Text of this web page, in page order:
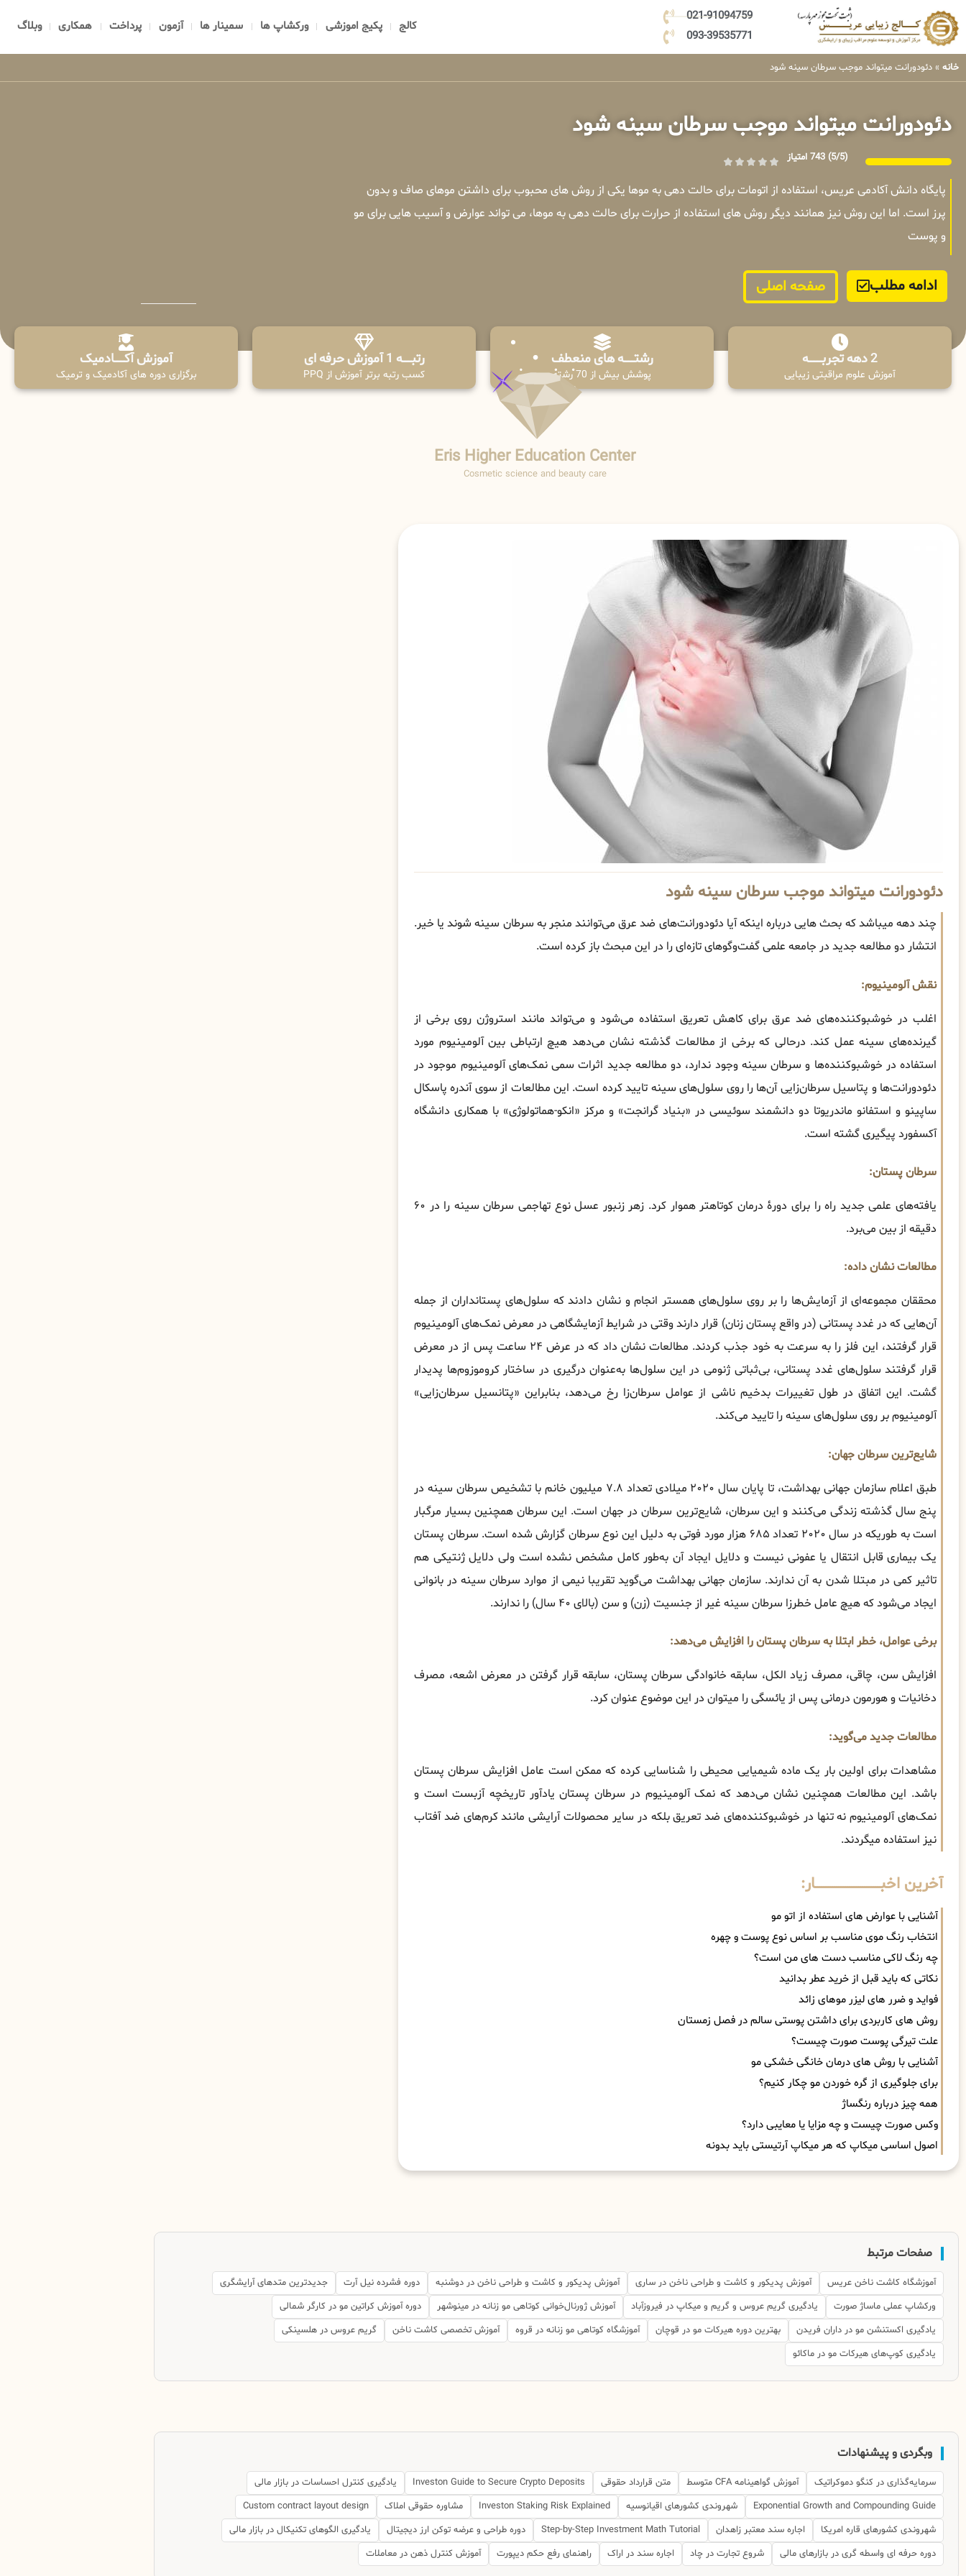
021-91094759
093-39535771
کالج پکیج اموزشی ورکشاپ ها سمینار ها آزمون پرداخت همکاری وبلاگ
خانه » دئودورانت میتواند موجب سرطان سینه شود
دئودورانت میتواند موجب سرطان سینه شود
(5/5) 743 امتیاز
پایگاه دانش آکادمی عریس، استفاده از اتومات برای حالت دهی به موها یکی از روش های محبوب برای داشتن موهای صاف و بدون
پرز است. اما این روش نیز همانند دیگر روش های استفاده از حرارت برای حالت دهی به موها، می تواند عوارض و آسیب هایی برای مو
و پوست
ادامه مطلب صفحه اصلی
2 دهه تجربـــــــــه
آموزش علوم مراقبتی زیبایی
رشتـــــــه های منعطف
پوشش بیش از 70 رشته
رتبــــــه 1 آموزش حرفه ای
کسب رتبه برتر آموزش از PPQ
آموزش آکـــــــادمیک
برگزاری دوره های آکادمیک و ترمیک
Eris Higher Education Center
Cosmetic science and beauty care
دئودورانت میتواند موجب سرطان سینه شود
چند دهه میباشد که بحث هایی درباره اینکه آیا دئودورانت‌های ضد عرق می‌توانند منجر به سرطان سینه شوند یا خیر.
انتشار دو مطالعه جدید در جامعه علمی گفت‌وگوهای تازه‌ای را در این مبحث باز کرده است.
نقش آلومینیوم:
اغلب در خوشبوکننده‌های ضد عرق برای کاهش تعریق استفاده می‌شود و می‌تواند مانند استروژن روی برخی از
گیرنده‌های سینه عمل کند. درحالی که برخی از مطالعات گذشته نشان می‌دهد هیچ ارتباطی بین آلومینیوم مورد
استفاده در خوشبوکننده‌ها و سرطان سینه وجود ندارد، دو مطالعه جدید اثرات سمی نمک‌های آلومینیوم موجود در
دئودورانت‌ها و پتاسیل سرطان‌زایی آن‌ها را روی سلول‌های سینه تایید کرده است. این مطالعات از سوی آندره پاسکال
ساپینو و استفانو ماندریوتا دو دانشمند سوئیسی در «بنیاد گرانجت» و مرکز «انکو-هماتولوژی» با همکاری دانشگاه
آکسفورد پیگیری گشته است.
سرطان پستان:
یافته‌های علمی جدید راه را برای دورۀ درمان‌ کوتاهتر هموار کرد. زهر زنبور عسل نوع تهاجمی سرطان سینه را در ۶۰
دقیقه از بین می‌برد.
مطالعات نشان داده:
محققان مجموعه‌ای از آزمایش‌ها را بر روی سلول‌های همستر انجام و نشان دادند که سلول‌های پستانداران از جمله
آن‌هایی که در غدد پستانی (در واقع پستان زنان) قرار دارند وقتی در شرایط آزمایشگاهی در معرض نمک‌های آلومینیوم
قرار گرفتند، این فلز را به سرعت به خود جذب کردند. مطالعات نشان داد که در عرض ۲۴ ساعت پس از در معرض
قرار گرفتند سلول‌های غدد پستانی، بی‌ثباتی ژنومی در این سلول‌ها به‌عنوان درگیری در ساختار کروموزوم‌ها پدیدار
گشت. این اتفاق در طول تغییرات بدخیم ناشی از عوامل سرطان‌زا رخ می‌دهد، بنابراین «پتانسیل سرطان‌زایی»
آلومینیوم بر روی سلول‌های سینه را تایید می‌کند.
شایع‌ترین سرطان‌ جهان:
طبق اعلام سازمان جهانی بهداشت، تا پایان سال ۲۰۲۰ میلادی تعداد ۷.۸ میلیون خانم با تشخیص سرطان سینه در
پنج سال گذشته زندگی می‌کنند و این سرطان، شایع‌ترین سرطان در جهان است. این سرطان همچنین بسیار مرگبار
است به طوریکه در سال ۲۰۲۰ تعداد ۶۸۵ هزار مورد فوتی به دلیل این نوع سرطان گزارش شده است. سرطان پستان
یک بیماری قابل انتقال یا عفونی نیست و دلایل ایجاد آن به‌طور کامل مشخص نشده است ولی دلایل ژنتیکی هم
تاثیر کمی در مبتلا شدن به آن ندارند. سازمان جهانی بهداشت می‌گوید تقریبا نیمی از موارد سرطان سینه در بانوانی
ایجاد می‌شود که هیچ عامل خطرزا سرطان سینه غیر از جنسیت (زن) و سن (بالای ۴۰ سال) را ندارند.
برخی عوامل، خطر ابتلا به سرطان پستان را افزایش می‌دهد:
افزایش‌ سن، چاقی، مصرف زیاد الکل، سابقه خانوادگی سرطان پستان، سابقه قرار گرفتن در معرض اشعه، مصرف
دخانیات و هورمون درمانی پس از یائسگی را میتوان در این موضوع عنوان کرد.
مطالعات جدید می‌گوید:
مشاهدات برای اولین بار یک ماده شیمیایی محیطی را شناسایی کرده که ممکن است عامل افزایش سرطان پستان
باشد. این مطالعات همچنین نشان می‌دهد که نمک آلومینیوم در سرطان پستان یادآور تاریخچه آزبست است و
نمک‌های آلومینیوم نه تنها در خوشبوکننده‌های ضد تعریق بلکه در سایر محصولات آرایشی مانند کرم‌های ضد آفتاب
نیز استفاده میگردند.
آخرین اخبــــــــــــــــــــــــــــــار:
آشنایی با عوارض های استفاده از اتو مو
انتخاب رنگ موی مناسب بر اساس نوع پوست و چهره
چه رنگ لاکی مناسب دست های من است؟
نکاتی که باید قبل از خرید عطر بدانید
فواید و ضرر های لیزر موهای زائد
روش های کاربردی برای داشتن پوستی سالم در فصل زمستان
علت تیرگی پوست صورت چیست؟
آشنایی با روش های درمان خانگی خشکی مو
برای جلوگیری از گره خوردن مو چکار کنیم؟
همه چیز درباره رنگساژ
وکس صورت چیست و چه مزایا یا معایبی دارد؟
اصول اساسی میکاپ که هر میکاپ آرتیستی باید بدونه
صفحات مرتبط
آموزشگاه کاشت ناخن عریس آموزش پدیکور و کاشت و طراحی ناخن در ساری آموزش پدیکور و کاشت و طراحی ناخن در دوشنبه دوره فشرده نیل آرت
جدیدترین متدهای آرایشگری
ورکشاپ عملی ماساژ صورت
یادگیری گریم عروس و گریم و میکاپ در فیروزآباد آموزش ژورنال‌خوانی کوتاهی مو زنانه در مینوشهر
دوره آموزش کراتین مو در کارگر شمالی
یادگیری اکستنشن مو در داران فریدن
بهترین دوره هیرکات مو در قوچان آموزشگاه کوتاهی مو زنانه در قروه آموزش تخصصی کاشت ناخن
گریم عروس در هلسینکی
یادگیری کوپ‌های هیرکات مو در ماکائو
وبگردی و پیشنهادات
سرمایه‌گذاری در کنگو دموکراتیک آموزش گواهینامه CFA متوسط متن قرارداد حقوقی Investon Guide to Secure Crypto Deposits
یادگیری کنترل احساسات در بازار مالی
Exponential Growth and Compounding Guide
شهروندی کشورهای اقیانوسیه Investon Staking Risk Explained مشاوره حقوقی املاک
Custom contract layout design
شهروندی کشورهای قاره امریکا
اجاره سند معتبر زاهدان Step-by-Step Investment Math Tutorial دوره طراحی و عرضه توکن ارز دیجیتال
یادگیری الگوهای تکنیکال در بازار مالی
دوره حرفه ای واسطه گری در بازارهای مالی
شروع تجارت در چاد اجاره سند در اراک راهنمای رفع حکم دیپورت آموزش کنترل ذهن در معاملات